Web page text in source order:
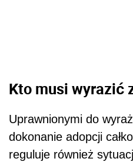
Kto musi wyrazić
Uprawnionymi do
dokonanie adopcji
reguluje również